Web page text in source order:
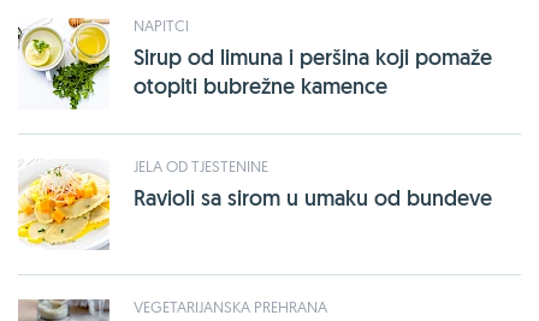
NAPITCI
Sirup od limuna i peršina koji pomaže
otopiti bubrežne kamence
JELA OD TJESTENINE
Ravioli sa sirom u umaku od bundeve
VEGETARIJANSKA PREHRANA